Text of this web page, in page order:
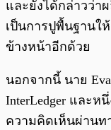
และยังได้กล่าวว่า
เป็นการปูพื้นฐานใ
ข้างหน้าอีกด้วย
นอกจากนี้ นาย
InterLedger และห
ความคิดเห็นผ่านท